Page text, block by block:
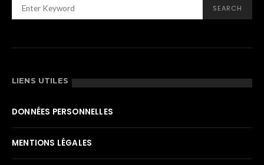
SEARCH
LIENS UTILES
DONNÉES PERSONNELLES
MENTIONS LÉGALES